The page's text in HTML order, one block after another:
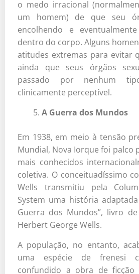
o medo irracional
um homem) de que seu
encolhendo e
dentro do corpo. Alguns
atitudes extremas para evitar
ainda que seus órgãos
passado por nenhum
clinicamente perceptível.
A Guerra dos Mundos
Em 1938, em meio à tensão
Mundial, Nova Iorque foi palco
mais conhecidos
coletiva. O conceituadíssimo
Wells transmitiu pela
System uma história
Guerra dos Mundos”, livro
Herbert George Wells.
A população, no entanto,
uma espécie de frenesi
confundido a obra de